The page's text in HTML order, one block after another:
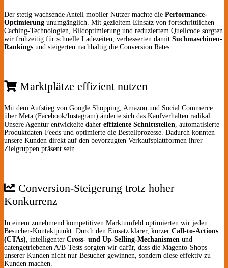
Der stetig wachsende Anteil mobiler Nutzer machte die Performance-
Optimierung unumgänglich. Mit gezieltem Einsatz von fortschrittlichen
Caching-Technologien, Bildoptimierung und reduziertem Quellcode sorgten
wir frühzeitig für schnelle Ladezeiten, verbesserten damit Suchmaschinen-
Rankings und steigerten nachhaltig die Conversion Rates.
Marktplätze effizient nutzen
Mit dem Aufstieg von Google Shopping, Amazon und Social Commerce
über Meta (Facebook/Instagram) änderte sich das Kaufverhalten radikal.
Unsere Agentur entwickelte daher effiziente Schnittstellen , automatisierte
Produktdaten-Feeds und optimierte die Bestellprozesse. Dadurch konnten
unsere Kunden direkt auf den bevorzugten Verkaufsplattformen ihrer
Zielgruppen präsent sein.
Conversion-Steigerung trotz hoher
Konkurrenz
In einem zunehmend kompetitiven Marktumfeld optimierten wir jeden
Besucher-Kontaktpunkt. Durch den Einsatz klarer, kurzer Call-to-Actions
(CTAs) , intelligenter Cross- und Up-Selling-Mechanismen und
datengetriebenen A/B-Tests sorgten wir dafür, dass die Magento-Shops
unserer Kunden nicht nur Besucher gewinnen, sondern diese effektiv zu
Kunden machen.